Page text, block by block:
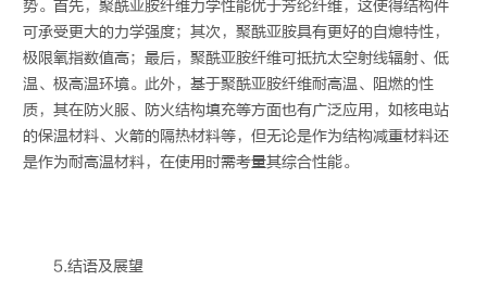
势。首先，聚酰亚胺纤维力学性能优于芳纶纤维，这使得结构件
可承受更大的力学强度；其次，聚酰亚胺具有更好的自熄特性，
极限氧指数值高；最后，聚酰亚胺纤维可抵抗太空射线辐射、低
温、极高温环境。此外，基于聚酰亚胺纤维耐高温、阻燃的性
质，其在防火服、防火结构填充等方面也有广泛应用，如核电站
的保温材料、火箭的隔热材料等，但无论是作为结构减重材料还
是作为耐高温材料，在使用时需考量其综合性能。
5.结语及展望